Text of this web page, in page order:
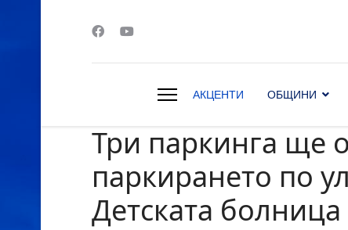
АКЦЕНТИ ОБЩИНИ
Три паркинга ще
паркирането по
Детската болница